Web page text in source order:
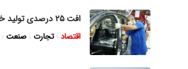
افت ۲۵ درصدی تولید خودروسازان
اقتصاد تجارت صنعت